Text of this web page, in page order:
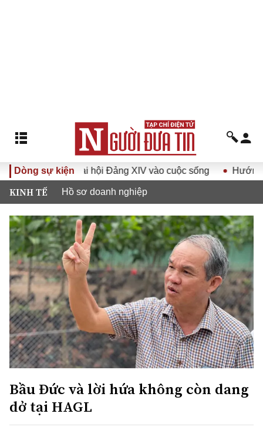
Dòng sự kiện
quyết Đại hội Đảng XIV vào cuộc sống Hướng tới Đại
KINH TẾ Hồ sơ doanh nghiệp
Bầu Đức và lời hứa không còn dang
dở tại HAGL